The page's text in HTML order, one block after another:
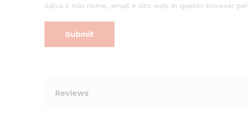
Salva il mio nome, email e sito web in questo browser
Reviews